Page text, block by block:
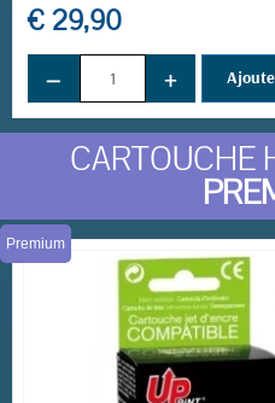
€ 29,90
− +
CARTOUCHE
Premium